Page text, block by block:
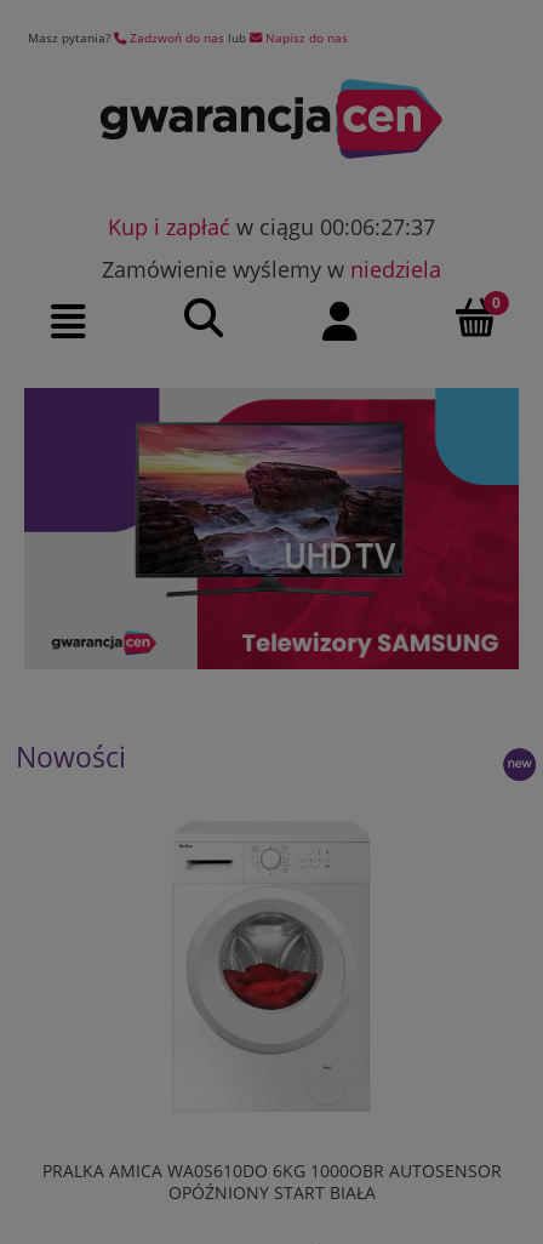
Masz pytania? Zadzwoń do nas lub Napisz do nas
Kup i zapłać w ciągu 00:06:27:36
Zamówienie wyślemy w niedziela
Nowości
PRALKA AMICA WA0S610DO 6KG 1000OBR AUTOSENSOR
OPÓŹNIONY START BIAŁA